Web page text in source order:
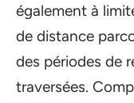
également à
de distance
des périodes de
traversées.